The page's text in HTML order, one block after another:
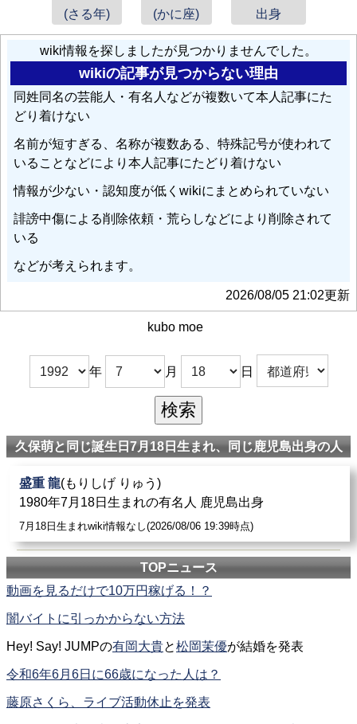
(さる年)
(かに座)
出身
wiki情報を探しましたが見つかりませんでした。
wikiの記事が見つからない理由
同姓同名の芸能人・有名人などが複数いて本人記事にた
どり着けない
名前が短すぎる、名称が複数ある、特殊記号が使われて
いることなどにより本人記事にたどり着けない
情報が少ない・認知度が低くwikiにまとめられていない
誹謗中傷による削除依頼・荒らしなどにより削除されて
いる
などが考えられます。
2026/08/05 21:02更新
kubo moe
年 月 日
久保萌と同じ誕生日7月18日生まれ、同じ鹿児島出身の人
盛重 龍(もりしげ りゅう)
1980年7月18日生まれの有名人 鹿児島出身
7月18日生まれwiki情報なし(2026/08/06 19:39時点)
TOPニュース
動画を見るだけで10万円稼げる！？
闇バイトに引っかからない方法
Hey! Say! JUMPの有岡大貴と松岡茉優が結婚を発表
令和6年6月6日に66歳になった人は？
藤原さくら、ライブ活動休止を発表